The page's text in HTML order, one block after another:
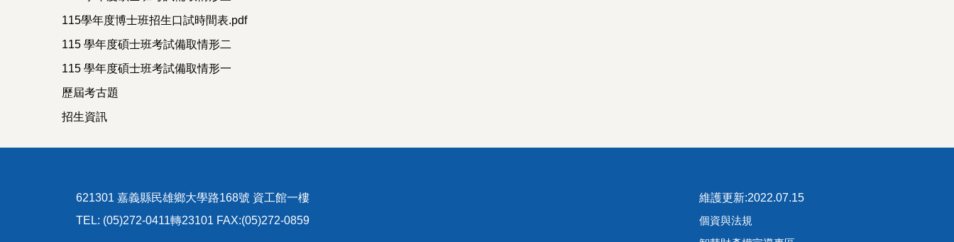
115學年度博士班招生口試時間表.pdf
115 學年度碩士班考試備取情形二
115 學年度碩士班考試備取情形一
歷屆考古題
招生資訊
621301 嘉義縣民雄鄉大學路168號 資工館一樓
TEL: (05)272-0411轉23101 FAX:(05)272-0859
維護更新:2022.07.15
個資與法規